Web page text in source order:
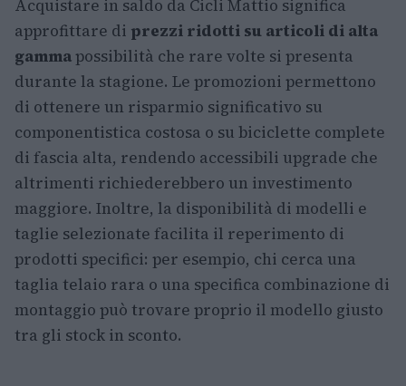
Acquistare in saldo da Cicli Mattio significa
approfittare di prezzi ridotti su articoli di alta
gammapossibilità che rare volte si presenta
durante la stagione. Le promozioni permettono
di ottenere un risparmio significativo su
componentistica costosa o su biciclette complete
di fascia alta, rendendo accessibili upgrade che
altrimenti richiederebbero un investimento
maggiore. Inoltre, la disponibilità di modelli e
taglie selezionate facilita il reperimento di
prodotti specifici: per esempio, chi cerca una
taglia telaio rara o una specifica combinazione di
montaggio può trovare proprio il modello giusto
tra gli stock in sconto.